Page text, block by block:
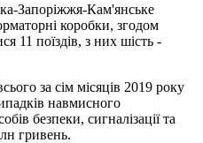
Запоріжжя-Кам'янське
коробки, згодом
11 поїздів, з них шість -
за сім місяців 2019 року
навмисного
безпеки, сигналізації та
гривень.